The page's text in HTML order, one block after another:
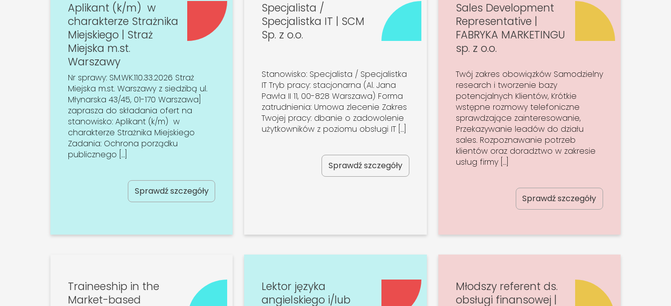
Aplikant (k/m) w
charakterze Strażnika
Miejskiego | Straż
Miejska m.st.
Warszawy
Nr sprawy: SM.WK.110.33.2026 Straż
Miejska m.st. Warszawy z siedzibą ul.
Młynarska 43/45, 01-170 Warszawa]
zaprasza do składania ofert na
stanowisko: Aplikant (k/m) w
charakterze Strażnika Miejskiego
Zadania: Ochrona porządku
publicznego […]
Sprawdź szczegóły
Specjalista /
Specjalistka IT | SCM
Sp. z o.o.
Stanowisko: Specjalista / Specjalistka
IT Tryb pracy: stacjonarna (Al. Jana
Pawła II 11, 00-828 Warszawa) Forma
zatrudnienia: Umowa zlecenie Zakres
Twojej pracy: dbanie o zadowolenie
użytkowników z poziomu obsługi IT […]
Sprawdź szczegóły
Sales Development
Representative |
FABRYKA MARKETINGU
sp. z o.o.
Twój zakres obowiązków Samodzielny
research i tworzenie bazy
potencjalnych Klientów, Krótkie
wstępne rozmowy telefoniczne
sprawdzające zainteresowanie,
Przekazywanie leadów do działu
sales. Rozpoznawanie potrzeb
klientów oraz doradztwo w zakresie
usług firmy […]
Sprawdź szczegóły
Traineeship in the
Market-based
Lektor języka
angielskiego i/lub
Młodszy referent ds.
obsługi finansowej |